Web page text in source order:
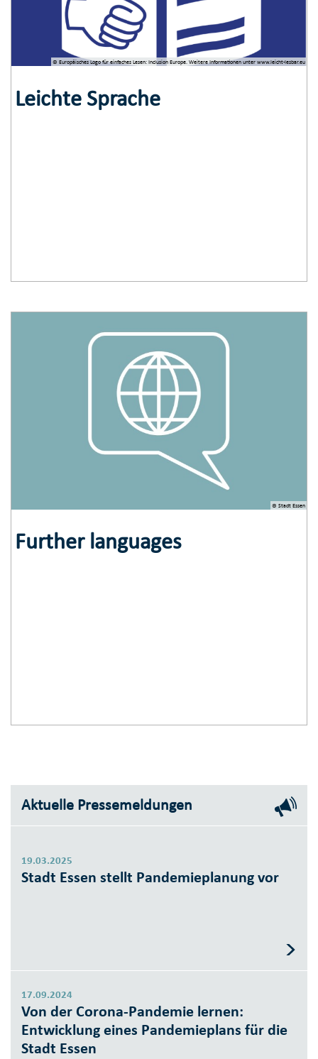
© Europäisches Logo­ für einfaches ­Lesen: Inclusion Europe. Weitere Informationen­ unter www.leicht-lesbar.eu
Leichte Sprache
© Stadt Essen
Further languages
Aktuelle Pressemeldungen
19.03.2025
Stadt Essen stellt Pandemieplanung vor
17.09.2024
Von der Corona-Pandemie lernen:
Entwicklung eines Pandemieplans für die
Stadt Essen